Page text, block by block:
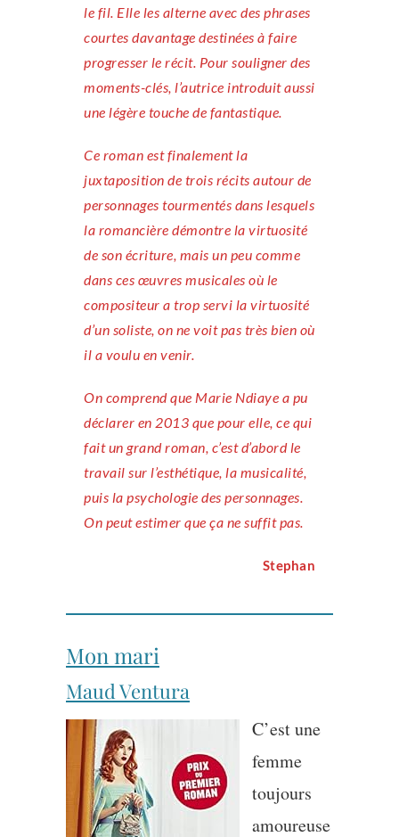
le fil. Elle les alterne avec des phrases
courtes davantage destinées à faire
progresser le récit. Pour souligner des
moments-clés, l’autrice introduit aussi
une légère touche de fantastique.
Ce roman est finalement la
juxtaposition de trois récits autour de
personnages tourmentés dans lesquels
la romancière démontre la virtuosité
de son écriture, mais un peu comme
dans ces œuvres musicales où le
compositeur a trop servi la virtuosité
d’un soliste, on ne voit pas très bien où
il a voulu en venir.
On comprend que Marie Ndiaye a pu
déclarer en 2013 que pour elle, ce qui
fait un grand roman, c’est d’abord le
travail sur l’esthétique, la musicalité,
puis la psychologie des personnages.
On peut estimer que ça ne suffit pas.
Stephan
Mon mari
Maud Ventura
C’est une
femme
toujours
amoureuse